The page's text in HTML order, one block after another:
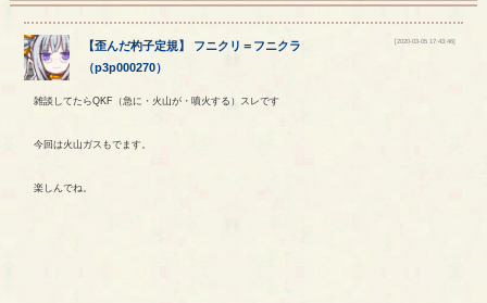
【歪んだ杓子定規】 フニクリ ＝ フニクラ
（p3p000270）
[2020-03-05 17:43:46]
雑談してたらQKF（急に・火山が・噴火する）スレです
今回は火山ガスもでます。
楽しんでね。